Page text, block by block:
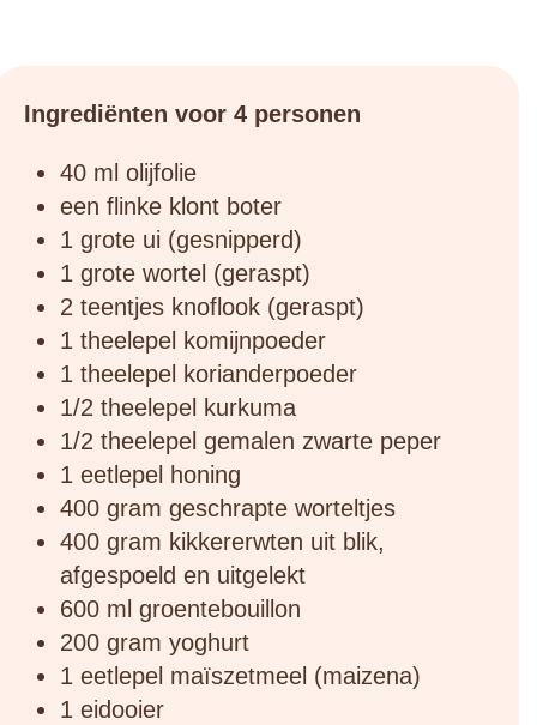
Ingrediënten voor 4 personen
40 ml olijfolie
een flinke klont boter
1 grote ui (gesnipperd)
1 grote wortel (geraspt)
2 teentjes knoflook (geraspt)
1 theelepel komijnpoeder
1 theelepel korianderpoeder
1/2 theelepel kurkuma
1/2 theelepel gemalen zwarte peper
1 eetlepel honing
400 gram geschrapte worteltjes
400 gram kikkererwten uit blik,
afgespoeld en uitgelekt
600 ml groentebouillon
200 gram yoghurt
1 eetlepel maïszetmeel (maizena)
1 eidooier